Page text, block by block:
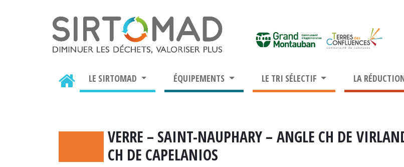
LE SIRTOMAD ÉQUIPEMENTS LE TRI SÉLECTIF LA
VERRE – SAINT-NAUPHARY – ANGLE CH DE
CH DE CAPELANIOS